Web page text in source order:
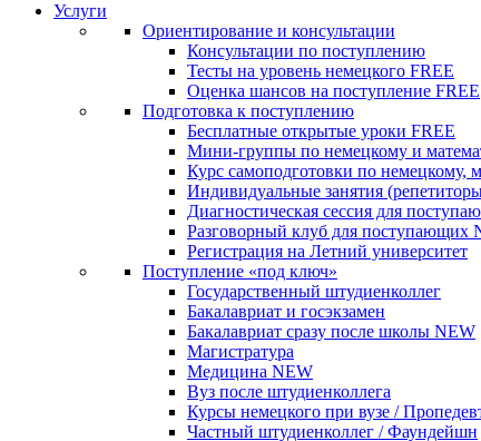
Услуги
Ориентирование и консультации
Консультации по поступлению
Тесты на уровень немецкого FREE
Оценка шансов на поступление FREE
Подготовка к поступлению
Бесплатные открытые уроки FREE
Мини-группы по немецкому и
Курс самоподготовки по немецкому,
Индивидуальные занятия
Диагностическая сессия для
Разговорный клуб для поступающих
Регистрация на Летний университет
Поступление «под ключ»
Государственный штудиенколлег
Бакалавриат и госэкзамен
Бакалавриат сразу после школы NEW
Магистратура
Медицина NEW
Вуз после штудиенколлега
Курсы немецкого при вузе /
Частный штудиенколлег / Фаундейшн